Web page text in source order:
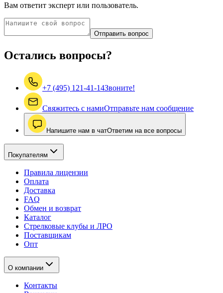
Вам ответит эксперт или пользователь.
Отправить вопрос
Остались вопросы?
+7 (495) 121-41-14Звоните!
Свяжитесь с намиОтправьте нам сообщение
Напишите нам в чатОтветим на все вопросы
Покупателям
Правила лицензии
Оплата
Доставка
FAQ
Обмен и возврат
Каталог
Стрелковые клубы и ЛРО
Поставщикам
Опт
О компании
Контакты